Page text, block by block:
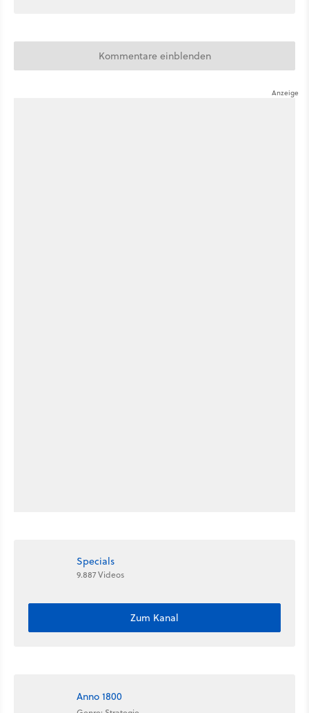
Kommentare einblenden
Specials
9.887 Videos
Zum Kanal
Anno 1800